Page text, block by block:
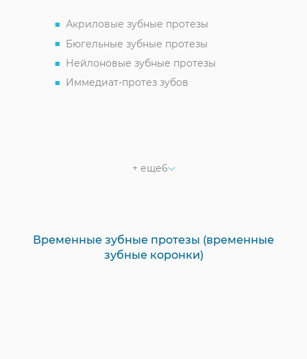
Акриловые зубные протезы
Бюгельные зубные протезы
Нейлоновые зубные протезы
Иммедиат-протез зубов
+ еще6
Временные зубные протезы (временные
зубные коронки)